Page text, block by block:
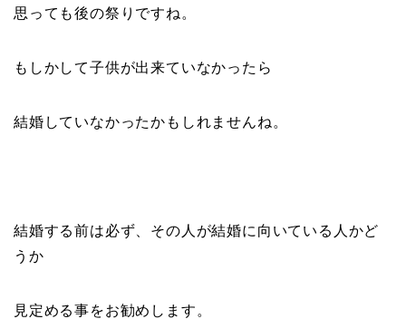
思っても後の祭りですね。
もしかして子供が出来ていなかったら
結婚していなかったかもしれませんね。
結婚する前は必ず、その人が結婚に向いている人かど
うか
見定める事をお勧めします。